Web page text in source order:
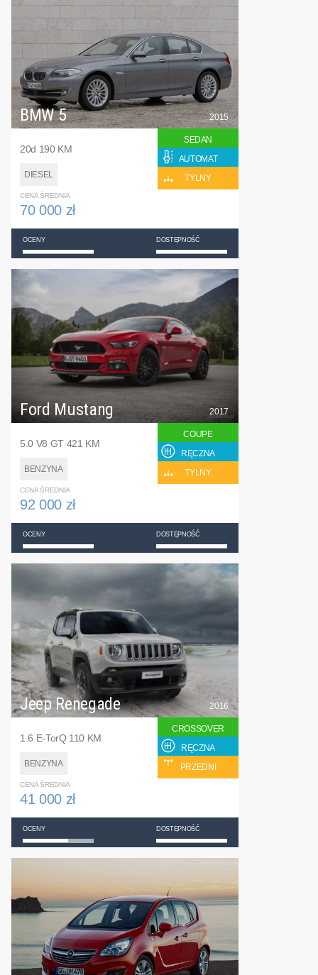
BMW 5
20d 190 KM
DIESEL
2015
SEDAN
AUTOMAT
TYLNY
CENA ŚREDNIA
70 000 zł
OCENY DOSTĘPNOŚĆ
Ford Mustang
5.0 V8 GT 421 KM
BENZYNA
2017
COUPE
RĘCZNA
TYLNY
CENA ŚREDNIA
92 000 zł
OCENY DOSTĘPNOŚĆ
Jeep Renegade
1.6 E-TorQ 110 KM
BENZYNA
2016
CROSSOVER
RĘCZNA
PRZEDNI
CENA ŚREDNIA
41 000 zł
OCENY DOSTĘPNOŚĆ